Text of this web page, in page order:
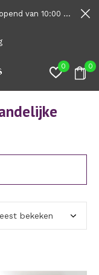
0 0
Bezoek onze showroom op zaterdag - geopend van 10:00 tot 1600